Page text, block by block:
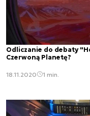
Odliczanie do debaty
Czerwoną Planetę?
18.11.2020 1 min.